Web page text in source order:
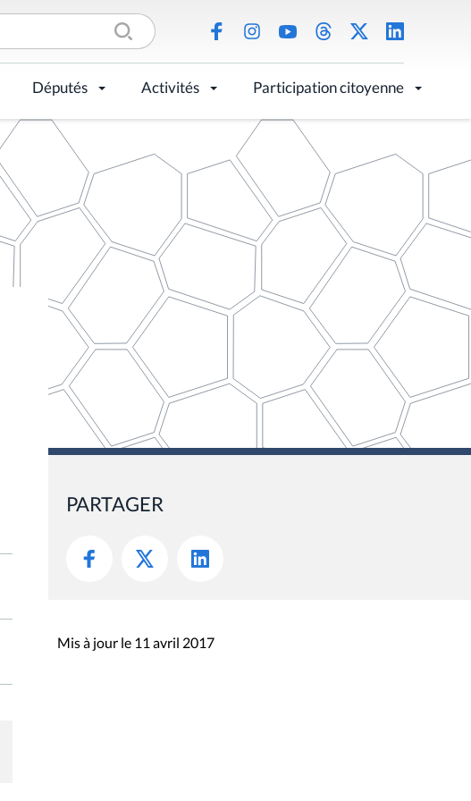
Députés Activités Participation citoyenne
PARTAGER
Mis à jour le 11 avril 2017